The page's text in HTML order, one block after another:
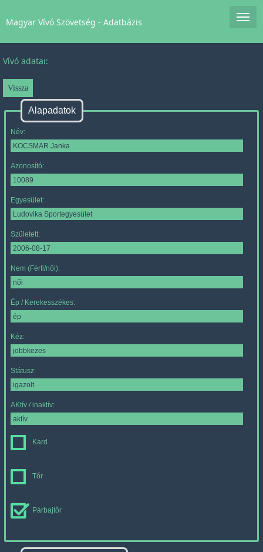
Magyar Vívó Szövetség - Adatbázis
Vívó adatai:
Alapadatok
Név:
Azonosító:
Egyesület:
Született:
Nem (Férfi/női):
Ép / Kerekesszékes:
Kéz:
Státusz:
AKtív / inaktív:
Kard
Tőr
Párbajtőr